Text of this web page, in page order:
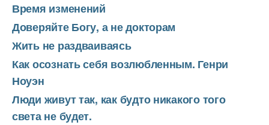
Время изменений
Доверяйте Богу, а не докторам
Жить не раздваиваясь
Как осознать себя возлюбленным. Генри
Ноуэн
Люди живут так, как будто никакого того
света не будет.